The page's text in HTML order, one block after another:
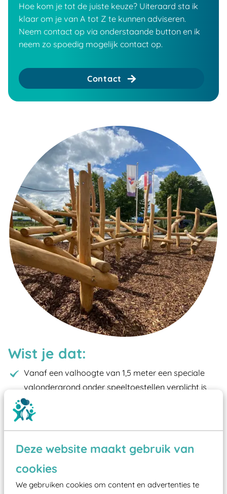
Deze website maakt gebruik van
cookies
We gebruiken cookies om content en advertenties te
Hoe kom je tot de juiste keuze? Uiteraard sta ik
klaar om je van A tot Z te kunnen adviseren.
Neem contact op via onderstaande button en ik
neem zo spoedig mogelijk contact op.
Contact
Wist je dat:
Vanaf een valhoogte van 1,5 meter een speciale
valondergrond onder speeltoestellen verplicht is
zoals kunstgras, rubber tegels of boomschors?
Elk speeltoestel in de openbare ruimte voorzien
moet zijn van een typekeuring, -plaatje en
certificering, uitgegeven door een Nederlands
Wij ook speeltoestellen kunnen laten keuren zodat
ze toch binnen het Warenwetbesluit Attractie- en